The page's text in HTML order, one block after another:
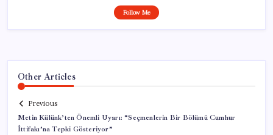
Follow Me
Other Articles
Previous
Metin Külünk’ten Önemli Uyarı: “Seçmenlerin Bir Bölümü Cumhur
İttifakı’na Tepki Gösteriyor”